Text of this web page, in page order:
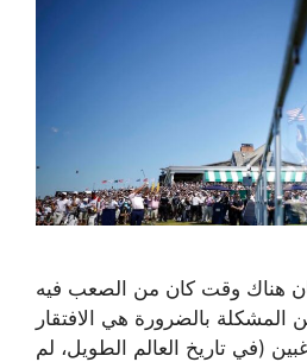
هناك وقت كان من الصعب فيه
المشكلة بالضرورة هي الافتقار
(في تاريخ العالم الطويل، لم